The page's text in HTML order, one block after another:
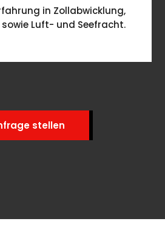
in Zollabwicklung,
Luft- und Seefracht.
stellen